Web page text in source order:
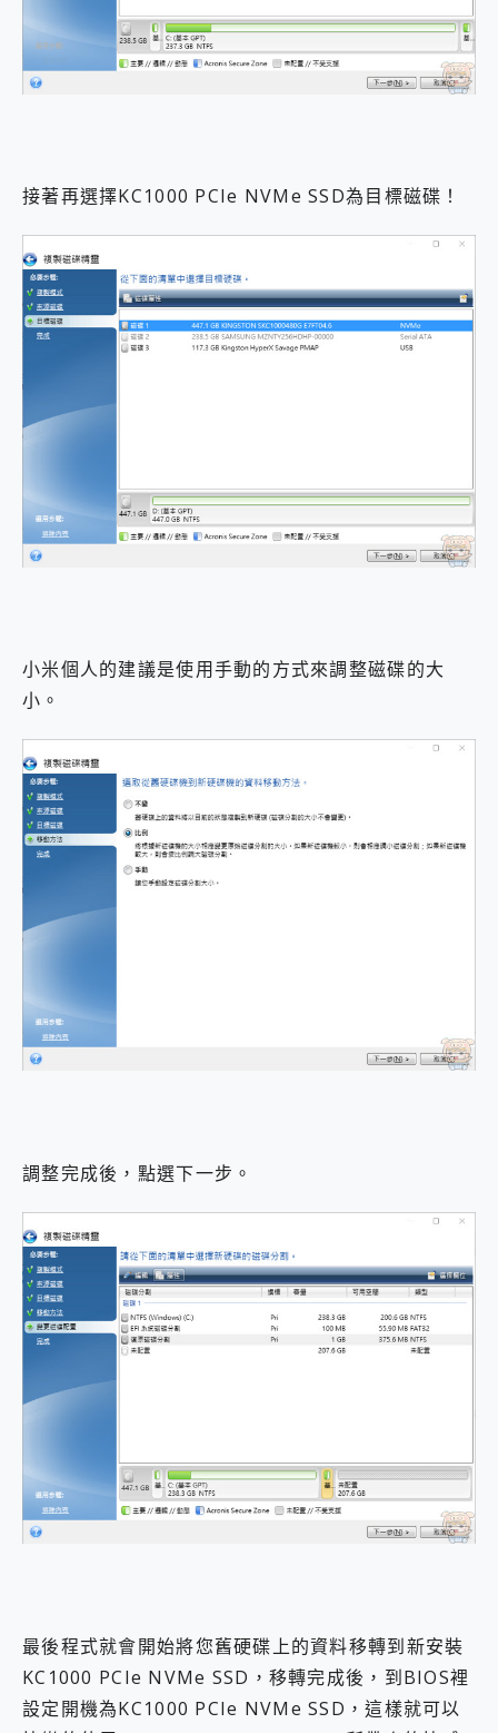
接著再選擇KC1000 PCIe NVMe SSD為目標磁碟！
小米個人的建議是使用手動的方式來調整磁碟的大
小。
調整完成後，點選下一步。
最後程式就會開始將您舊硬碟上的資料移轉到新安裝
KC1000 PCIe NVMe SSD，移轉完成後，到BIOS裡
設定開機為KC1000 PCIe NVMe SSD，這樣就可以